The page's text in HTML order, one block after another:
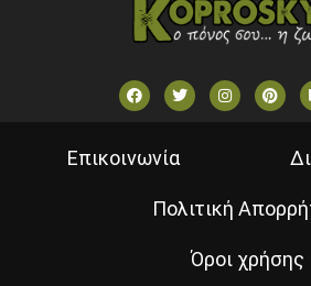
Επικοινωνία
Πολιτική
Όροι χρήσης